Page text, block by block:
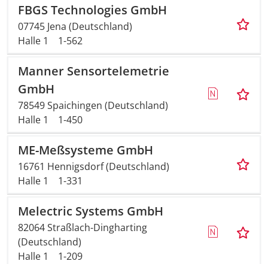
FBGS Technologies GmbH
07745 Jena (Deutschland)
Halle 1
1-562
Manner Sensortelemetrie
GmbH
78549 Spaichingen (Deutschland)
Halle 1
1-450
ME-Meßsysteme GmbH
16761 Hennigsdorf (Deutschland)
Halle 1
1-331
Melectric Systems GmbH
82064 Straßlach-Dingharting
(Deutschland)
Halle 1
1-209